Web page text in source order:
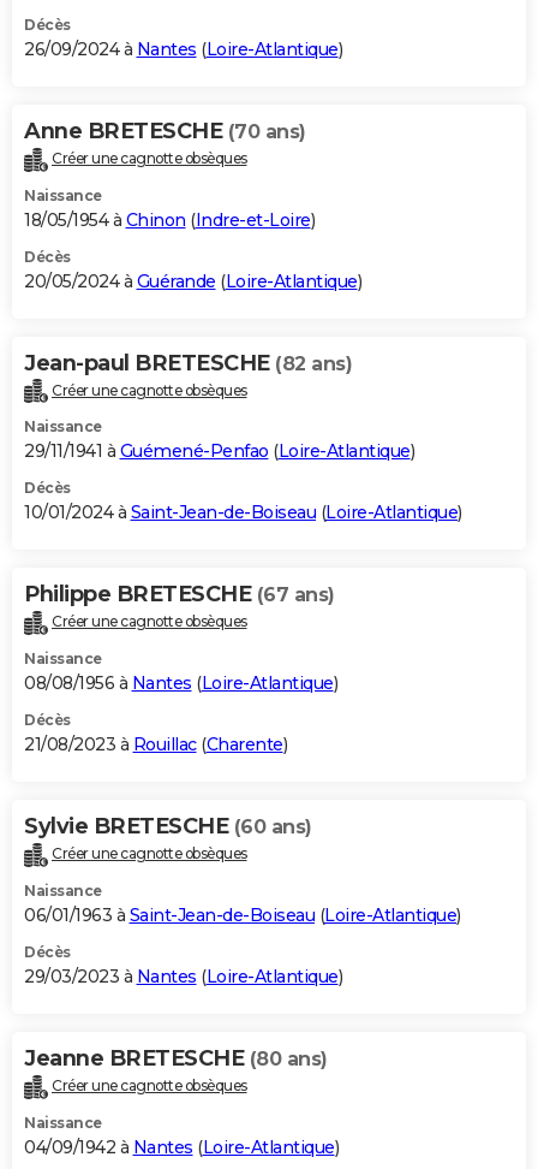
Décès
26/09/2024 à Nantes (Loire-Atlantique)
Anne BRETESCHE (70 ans)
Créer une cagnotte obsèques
Naissance
18/05/1954 à Chinon (Indre-et-Loire)
Décès
20/05/2024 à Guérande (Loire-Atlantique)
Jean-paul BRETESCHE (82 ans)
Créer une cagnotte obsèques
Naissance
29/11/1941 à Guémené-Penfao (Loire-Atlantique)
Décès
10/01/2024 à Saint-Jean-de-Boiseau (Loire-Atlantique)
Philippe BRETESCHE (67 ans)
Créer une cagnotte obsèques
Naissance
08/08/1956 à Nantes (Loire-Atlantique)
Décès
21/08/2023 à Rouillac(Charente)
Sylvie BRETESCHE (60 ans)
Créer une cagnotte obsèques
Naissance
06/01/1963 à Saint-Jean-de-Boiseau (Loire-Atlantique)
Décès
29/03/2023 à Nantes (Loire-Atlantique)
Jeanne BRETESCHE (80 ans)
Créer une cagnotte obsèques
Naissance
04/09/1942 à Nantes (Loire-Atlantique)